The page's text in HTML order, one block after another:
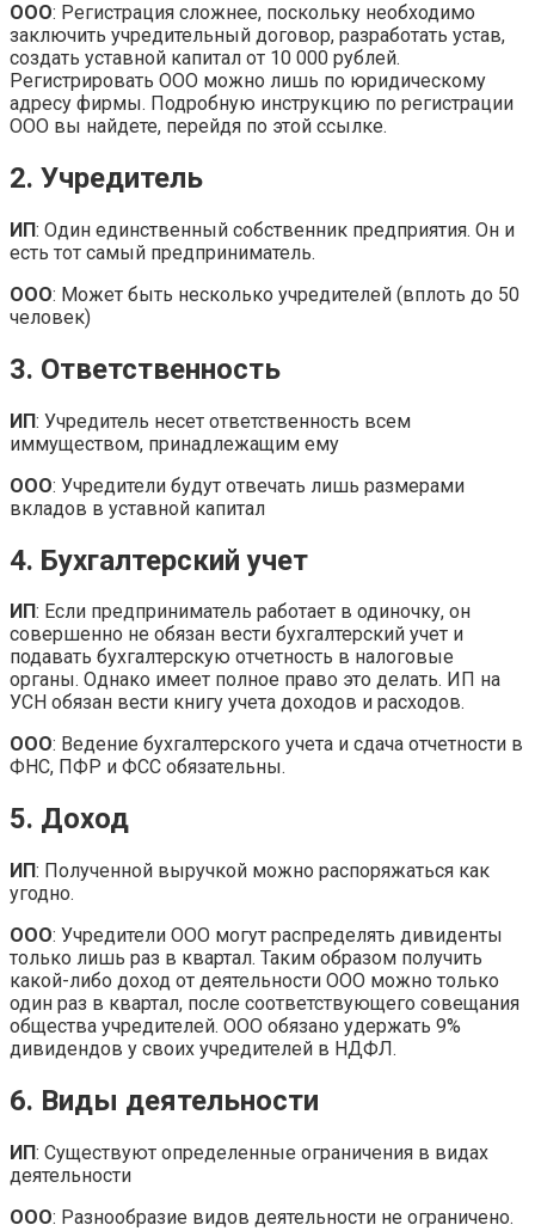
ООО: Регистрация сложнее, поскольку необходимо
заключить учредительный договор, разработать устав,
создать уставной капитал от 10 000 рублей.
Регистрировать ООО можно лишь по юридическому
адресу фирмы. Подробную инструкцию по регистрации
ООО вы найдете, перейдя по этой ссылке.
2. Учредитель
ИП: Один единственный собственник предприятия. Он и
есть тот самый предприниматель.
ООО: Может быть несколько учредителей (вплоть до 50
человек)
3. Ответственность
ИП: Учредитель несет ответственность всем
иммуществом, принадлежащим ему
ООО: Учредители будут отвечать лишь размерами
вкладов в уставной капитал
4. Бухгалтерский учет
ИП: Если предприниматель работает в одиночку, он
совершенно не обязан вести бухгалтерский учет и
подавать бухгалтерскую отчетность в налоговые
органы. Однако имеет полное право это делать. ИП на
УСН обязан вести книгу учета доходов и расходов.
ООО: Ведение бухгалтерского учета и сдача отчетности в
ФНС, ПФР и ФСС обязательны.
5. Доход
ИП: Полученной выручкой можно распоряжаться как
угодно.
ООО: Учредители ООО могут распределять дивиденты
только лишь раз в квартал. Таким образом получить
какой-либо доход от деятельности ООО можно только
один раз в квартал, после соответствующего совещания
общества учредителей. ООО обязано удержать 9%
дивидендов у своих учредителей в НДФЛ.
6. Виды деятельности
ИП: Существуют определенные ограничения в видах
деятельности
ООО: Разнообразие видов деятельности не ограничено.